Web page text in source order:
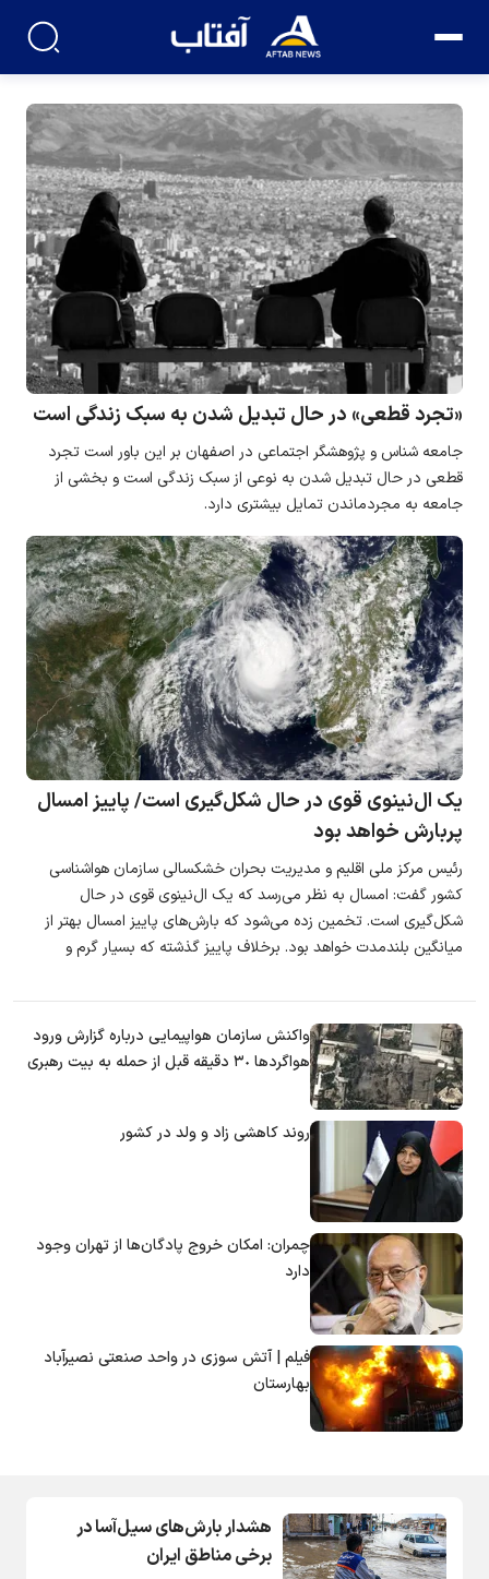
«تجرد قطعی» در حال تبدیل شدن به سبک زندگی است
جامعه شناس و پژوهشگر اجتماعی در اصفهان بر این باور است تجرد
قطعی در حال تبدیل شدن به نوعی از سبک زندگی است و بخشی از
جامعه به مجردماندن تمایل بیشتری دارد.
یک ال‌نینوی قوی در حال شکل‌گیری است/ پاییز امسال
پربارش خواهد بود
رئیس مرکز ملی اقلیم و مدیریت بحران خشکسالی سازمان هواشناسی
کشور گفت: امسال به نظر می‌رسد که یک ال‌نینوی قوی در حال
شکل‌گیری است. تخمین زده می‌شود که بارش‌های پاییز امسال بهتر از
میانگین بلندمدت خواهد بود. برخلاف پاییز گذشته که بسیار گرم و
واکنش سازمان هواپیمایی درباره گزارش ورود
هواگرد‌ها ٣٠ دقیقه قبل از حمله به بیت رهبری
روند کاهشی زاد و ولد در کشور
چمران: امکان خروج پادگان‌ها از تهران وجود
دارد
فیلم | آتش سوزی در واحد صنعتی نصیرآباد
بهارستان
هشدار بارش‌های سیل‌آسا در
برخی مناطق ایران